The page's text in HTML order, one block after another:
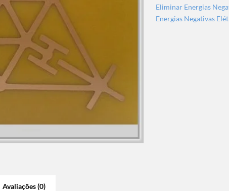
Eliminar Energias
Energias Negativas
Avaliações (0)